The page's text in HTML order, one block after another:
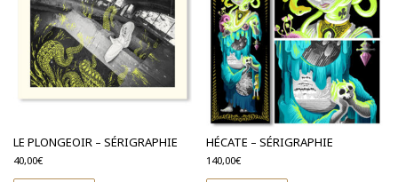
LE PLONGEOIR – SÉRIGRAPHIE
40,00€
HÉCATE – SÉRIGRAPHIE
140,00€